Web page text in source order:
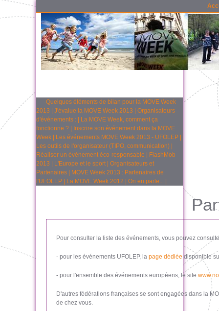
Quelques éléments de bilan pour la MOVE Week
2013
J'évalue la MOVE Week 2013
Organisateurs
d'événements :
La MOVE Week, comment ça
fonctionne ?
Inscrire son événement dans la MOVE
Week
Les événements MOVE Week 2013 - UFOLEP
Les outils de l'organisateur (TIPO, communication)
Réaliser un événement éco-responsable
FlashMob
2013
L'Europe et le sport| Organisateurs et
Partenaires
MOVE Week 2013 : Partenaires de
l'UFOLEP
La MOVE Week 2012 On en parle...
Pour consulter la liste des événements, vous pouvez
- pour les événements UFOLEP, la page dédiée disponible
- pour l'ensemble des événements européens, le site
D'autres fédérations françaises se sont engagées dans la
de chez vous.